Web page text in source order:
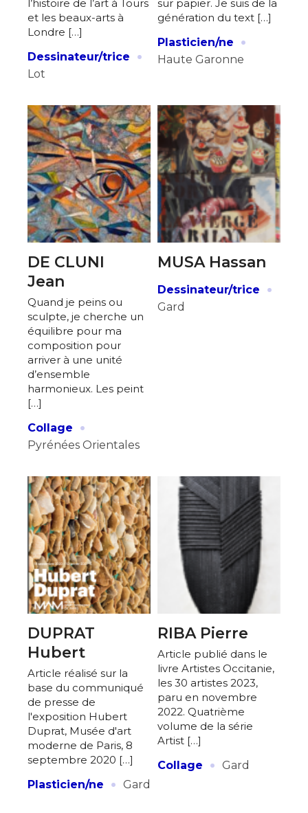
l’histoire de l’art à Tours
et les beaux-arts à
Londre […]
Dessinateur/trice
·
Lot
sur papier. Je suis de la
génération du text […]
Plasticien/ne
·
Haute Garonne
DE CLUNI
Jean
Quand je peins ou
sculpte, je cherche un
équilibre pour ma
composition pour
arriver à une unité
d’ensemble
harmonieux. Les peint
[…]
Collage
·
Pyrénées Orientales
MUSA Hassan
Dessinateur/trice ·
Gard
DUPRAT
Hubert
Article réalisé sur la
base du communiqué
de presse de
l'exposition Hubert
Duprat, Musée d'art
moderne de Paris, 8
septembre 2020 […]
Plasticien/ne
· Gard
RIBA Pierre
Article publié dans le
livre Artistes Occitanie,
les 30 artistes 2023,
paru en novembre
2022. Quatrième
volume de la série
Artist […]
Collage
· Gard